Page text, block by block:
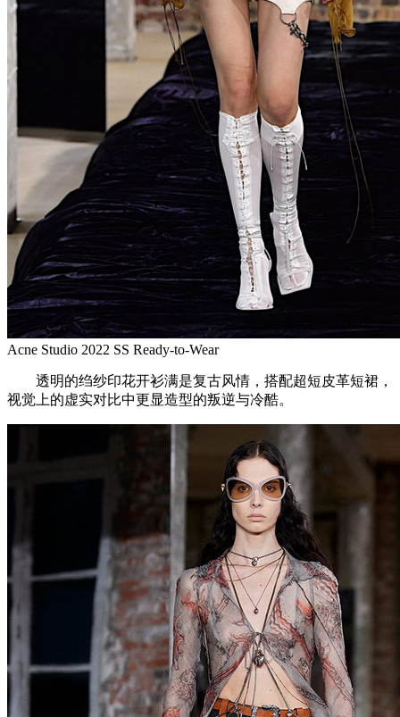
Acne Studio 2022 SS Ready-to-Wear
透明的绉纱印花开衫满是复古风情，搭配超短皮革短裙，
视觉上的虚实对比中更显造型的叛逆与冷酷。